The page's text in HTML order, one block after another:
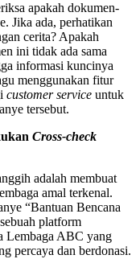
apakah dokumen-
Jika ada, perhatikan
cerita? Apakah
ini tidak ada sama
informasi kuncinya
menggunakan fitur
customer service untuk
tersebut.
Cross-check
adalah membuat
amal terkenal.
“Bantuan Bencana
platform
Lembaga ABC yang
percaya dan berdonasi.